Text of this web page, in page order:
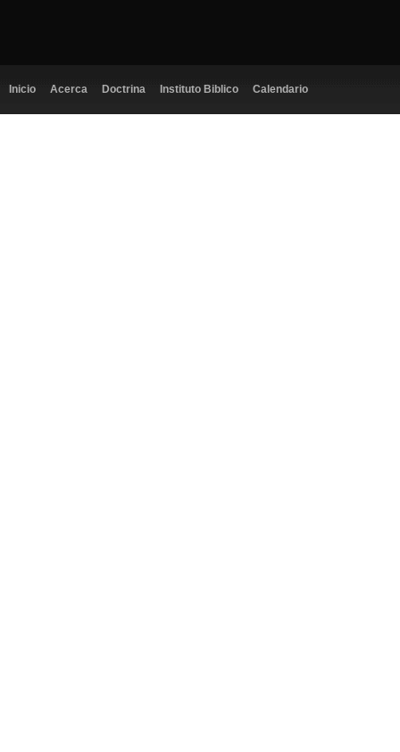
Inicio Acerca Doctrina Instituto Biblico Calendario